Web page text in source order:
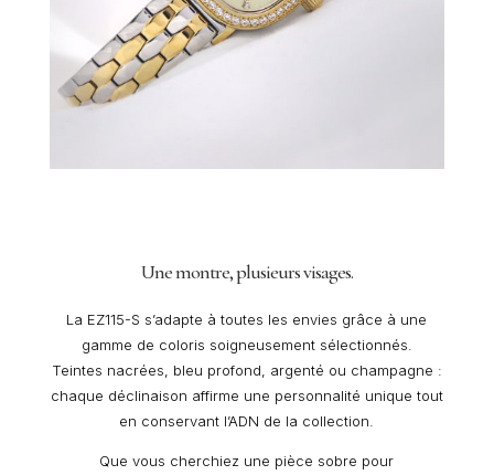
Une montre, plusieurs visages.
La EZ115-S s’adapte à toutes les envies grâce à une
gamme de coloris soigneusement sélectionnés.
Teintes nacrées, bleu profond, argenté ou champagne :
chaque déclinaison affirme une personnalité unique tout
en conservant l’ADN de la collection.
Que vous cherchiez une pièce sobre pour